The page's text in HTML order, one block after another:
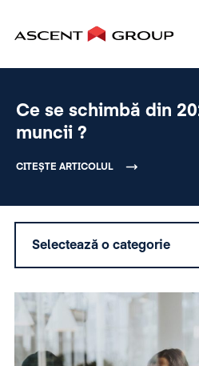
Ce se schimbă din
muncii ?
CITEȘTE ARTICOLUL
Selectează o categorie